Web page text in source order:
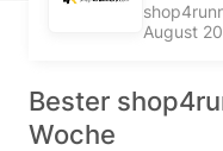
August
Bester
Woche